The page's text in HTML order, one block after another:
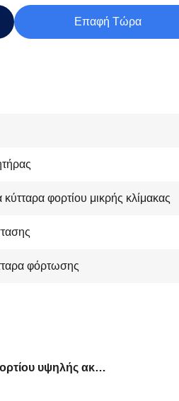
Επαφή Τώρα
κύτταρα φορτίου μικρής κλίμακας
φόρτωσης
Μικροκύτταρα φορτίου υψηλής ακρίβειας μετρήσεων